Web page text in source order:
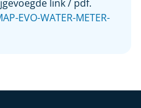
link / pdf.
EVO-WATER-METER-